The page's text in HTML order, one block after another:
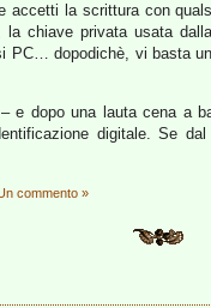
accetti la scrittura con
chiave privata usata
PC… dopodichè, vi basta
e dopo una lauta cena a
digitale. Se
commento »